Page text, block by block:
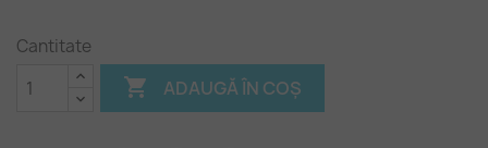
Cantitate
 ADAUGĂ ÎN COȘ